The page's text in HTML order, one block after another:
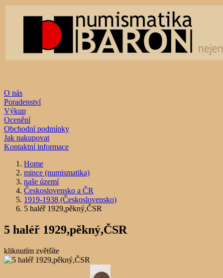
O nás
Poradenství
Výkup
Ocenění
Obchodní podmínky
Jak nakupovat
Kontaktní informace
Home
mince (numismatika)
naše území
Československo a ČR
1919-1938 (Československo)
5 haléř 1929,pěkný,ČSR
5 haléř 1929,pěkný,ČSR
kliknutím zvětšíte